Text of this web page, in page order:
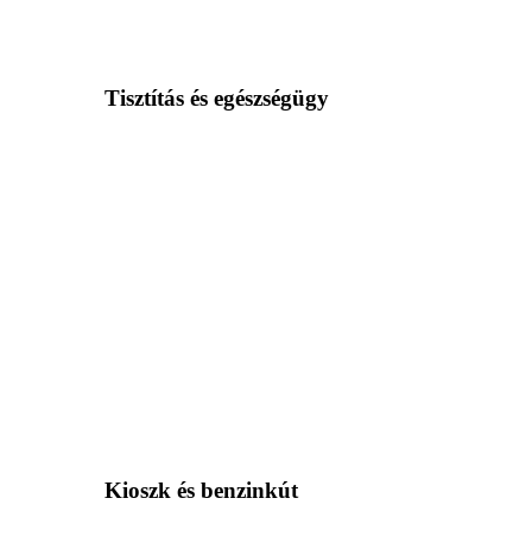
Tisztítás és egészségügy
Kioszk és benzinkút